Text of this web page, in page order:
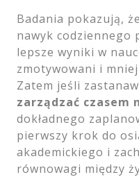
Badania pokazują,
nawyk codziennego
lepsze wyniki w
zmotywowani i
Zatem jeśli
zarządzać czasem
dokładnego
pierwszy krok do
akademickiego i
równowagi między